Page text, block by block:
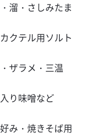
溜・さしみたま
クテル用ソルト
ザラメ・三温
り味噌など
み・焼きそば用